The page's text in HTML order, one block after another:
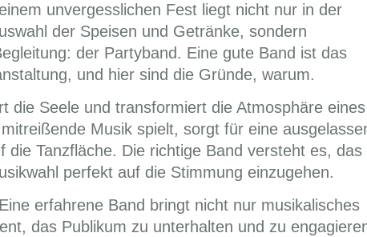
unvergesslichen Fest liegt nicht nur in der
der Speisen und Getränke, sondern
der Partyband. Eine gute Band ist das
und hier sind die Gründe, warum.
die Seele und transformiert die Atmosphäre eines
Musik spielt, sorgt für eine
die Tanzfläche. Die richtige Band versteht es, das
perfekt auf die Stimmung einzugehen.
Eine erfahrene Band bringt nicht nur musikalisches
das Publikum zu unterhalten und zu